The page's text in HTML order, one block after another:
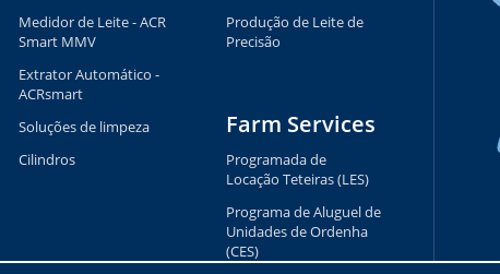
Medidor de Leite - ACR
Smart MMV
Extrator Automático -
ACRsmart
Soluções de limpeza
Cilindros
Produção de Leite de
Precisão
Farm Services
Programada de
Locação Teteiras (LES)
Programa de Aluguel de
Unidades de Ordenha
(CES)